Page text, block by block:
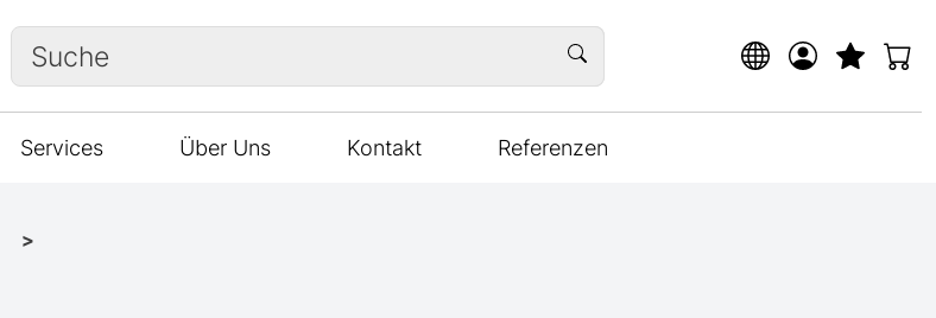
Suche
Services Über Uns Kontakt Referenzen